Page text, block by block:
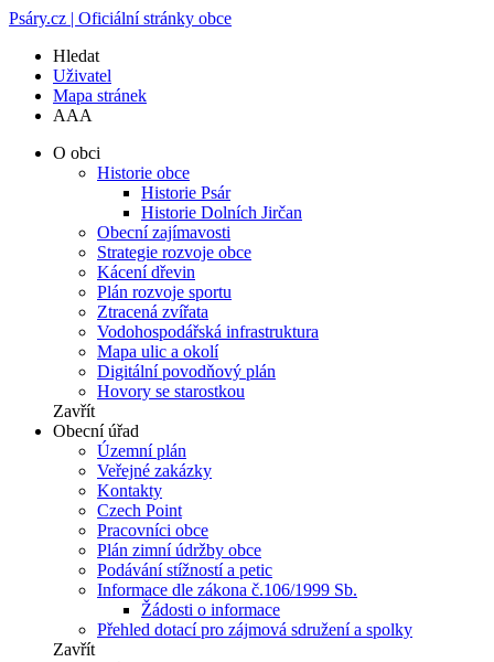
Psáry.cz | Oficiální stránky obce
Hledat
Uživatel
Mapa stránek
AAA
O obci
Historie obce
Historie Psár
Historie Dolních Jirčan
Obecní zajímavosti
Strategie rozvoje obce
Kácení dřevin
Plán rozvoje sportu
Ztracená zvířata
Vodohospodářská infrastruktura
Mapa ulic a okolí
Digitální povodňový plán
Hovory se starostkou
Zavřít
Obecní úřad
Územní plán
Veřejné zakázky
Kontakty
Czech Point
Pracovníci obce
Plán zimní údržby obce
Podávání stížností a petic
Informace dle zákona č.106/1999 Sb.
Žádosti o informace
Přehled dotací pro zájmová sdružení a spolky
Zavřít